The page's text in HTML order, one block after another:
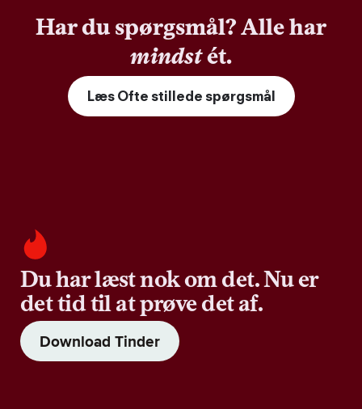
Har du spørgsmål? Alle har
mindstét.
Læs Ofte stillede spørgsmål
Du har læst nok om det. Nu er
det tid til at prøve det af.
Download Tinder